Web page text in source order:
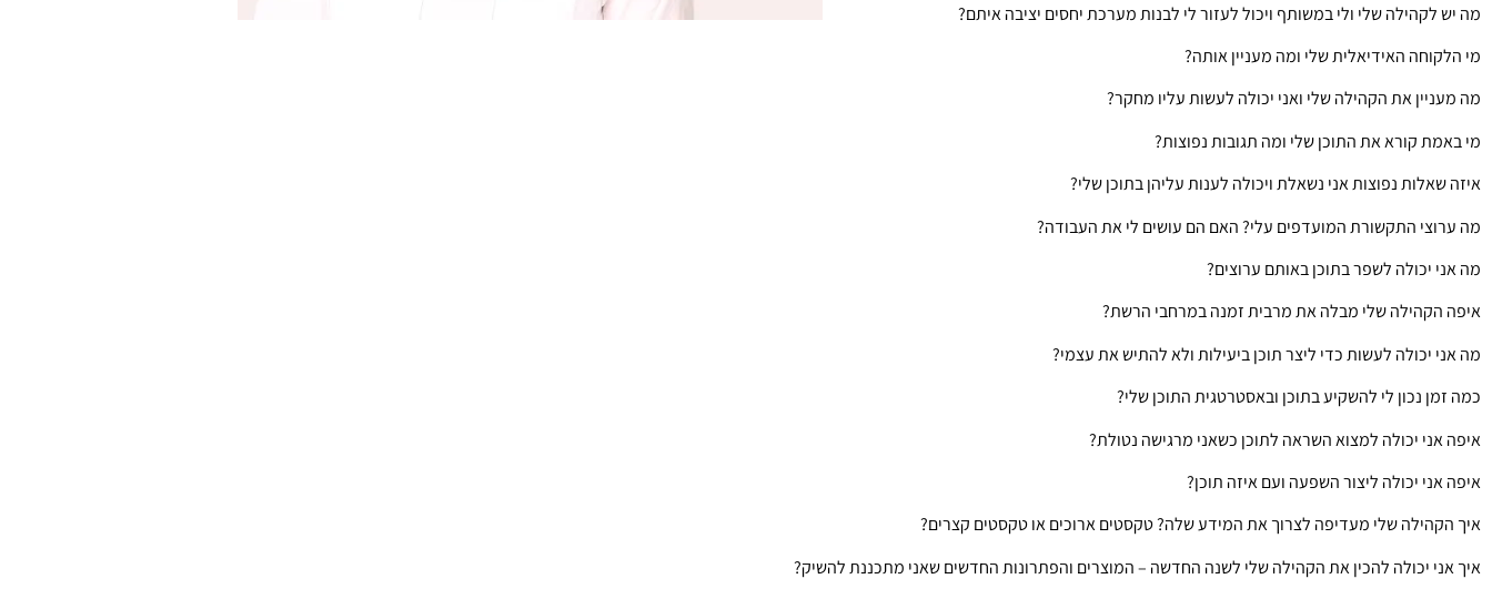
מה יש לקהילה שלי ולי במשותף ויכול לעזור לי לבנות מערכת יחסים יציבה איתם?
מי הלקוחה האידיאלית שלי ומה מעניין אותה?
מה מעניין את הקהילה שלי ואני יכולה לעשות עליו מחקר?
מי באמת קורא את התוכן שלי ומה תגובות נפוצות?
איזה שאלות נפוצות אני נשאלת ויכולה לענות עליהן בתוכן שלי?
מה ערוצי התקשורת המועדפים עלי? האם הם עושים לי את העבודה?
מה אני יכולה לשפר בתוכן באותם ערוצים?
איפה הקהילה שלי מבלה את מרבית זמנה במרחבי הרשת?
מה אני יכולה לעשות כדי ליצר תוכן ביעילות ולא להתיש את עצמי?
כמה זמן נכון לי להשקיע בתוכן ובאסטרטגית התוכן שלי?
איפה אני יכולה למצוא השראה לתוכן כשאני מרגישה נטולת?
איפה אני יכולה ליצור השפעה ועם איזה תוכן?
איך הקהילה שלי מעדיפה לצרוך את המידע שלה? טקסטים ארוכים או טקסטים קצרים?
איך אני יכולה להכין את הקהילה שלי לשנה החדשה – המוצרים והפתרונות החדשים שאני מתכננת להשיק?